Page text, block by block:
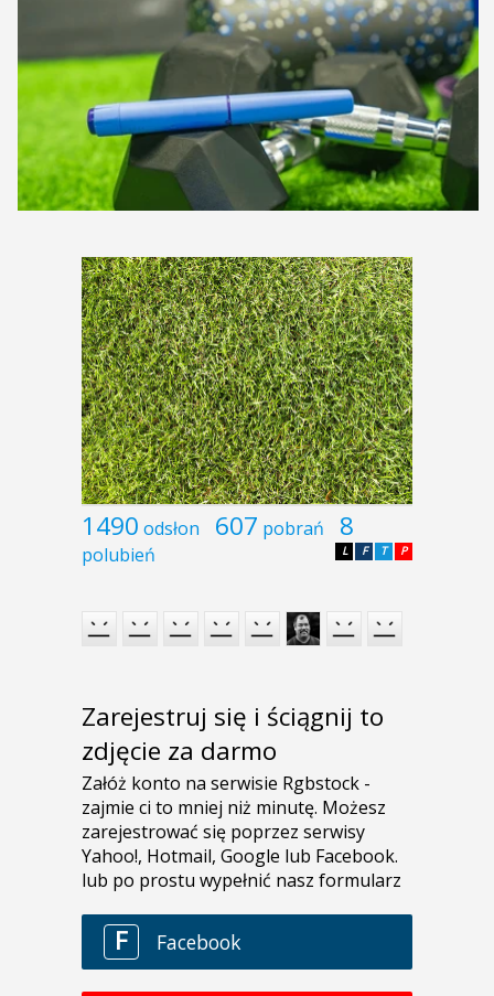
1490 odsłon 607 pobrań 8
polubień P
T
F
L
Zarejestruj się i ściągnij to
zdjęcie za darmo